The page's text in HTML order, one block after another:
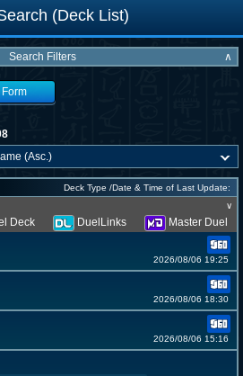
(Deck List)
Search Filters ∧
Deck Type /Date & Time of Last Update:
∨
Deck DuelLinks
Master Duel
2026/08/06 19:25
2026/08/06 18:30
2026/08/06 15:16